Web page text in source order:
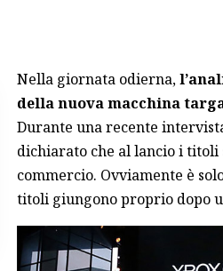
Nella giornata odierna,
della nuova macchina
Durante una recente
dichiarato che al lancio i titoli
commercio. Ovviamente è
titoli giungono proprio dopo